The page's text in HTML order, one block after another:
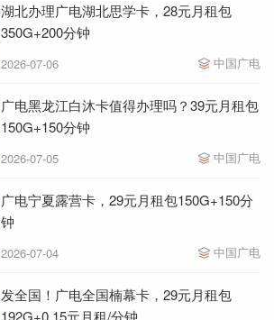
湖北办理广电湖北思学卡，28元月租包
350G+200分钟
2026-07-06 中国广电
广电黑龙江白沐卡值得办理吗？39元月租包
150G+150分钟
2026-07-05 中国广电
广电宁夏露营卡，29元月租包150G+150分
钟
2026-07-04 中国广电
发全国！广电全国楠幕卡，29元月租包
192G+0.15元月租/分钟